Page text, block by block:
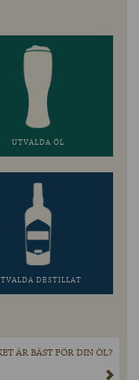
UTVALDA ÖL
DESTILLAT
ÄR BÄST FÖR DIN ÖL?